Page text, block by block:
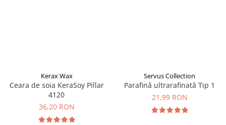
Kerax Wax
Ceara de soia KeraSoy Pillar
4120
36,20 RON
Servus Collection
Parafină ultrarafinată Tip 1
21,99 RON